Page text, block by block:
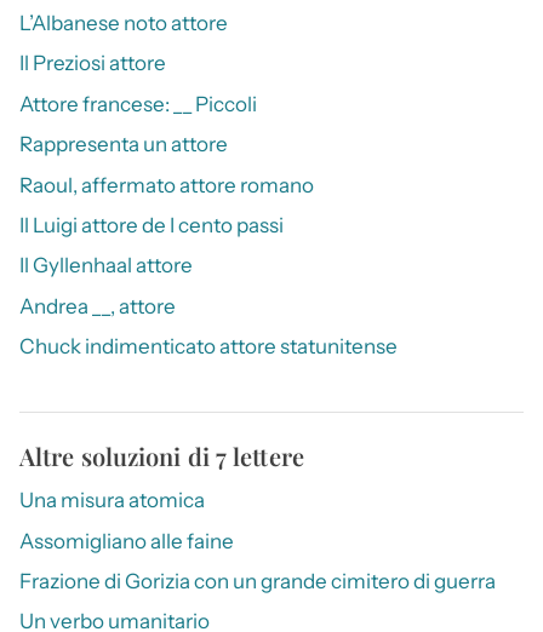
L’Albanese noto attore
Il Preziosi attore
Attore francese: __ Piccoli
Rappresenta un attore
Raoul, affermato attore romano
Il Luigi attore de I cento passi
Il Gyllenhaal attore
Andrea __, attore
Chuck indimenticato attore statunitense
Altre soluzioni di 7 lettere
Una misura atomica
Assomigliano alle faine
Frazione di Gorizia con un grande cimitero di guerra
Un verbo umanitario